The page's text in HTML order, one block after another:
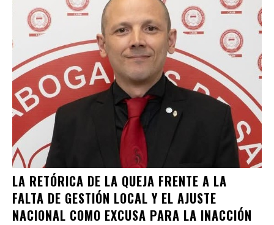
LA RETÓRICA DE LA QUEJA FRENTE A LA
FALTA DE GESTIÓN LOCAL Y EL AJUSTE
NACIONAL COMO EXCUSA PARA LA INACCIÓN